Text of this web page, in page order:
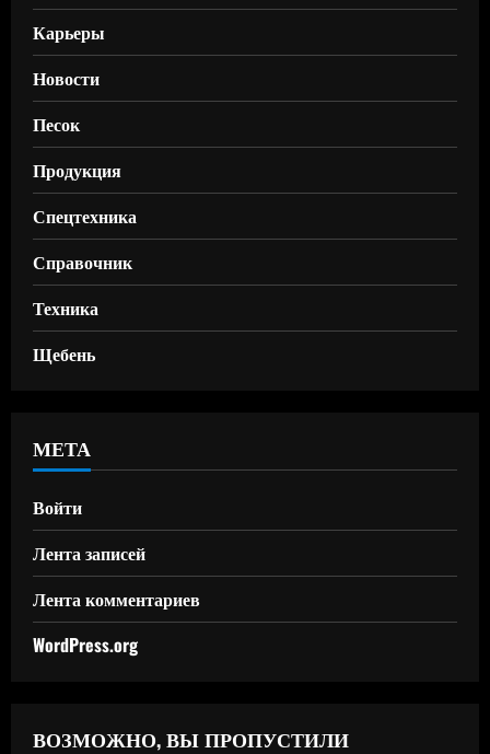
Карьеры
Новости
Песок
Продукция
Спецтехника
Справочник
Техника
Щебень
МЕТА
Войти
Лента записей
Лента комментариев
WordPress.org
ВОЗМОЖНО, ВЫ ПРОПУСТИЛИ